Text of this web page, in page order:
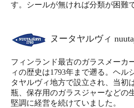
す。シールが無ければ分類が困難
ヌータヤルヴィ
フィンランド最古のガラスメーカ
ィの歴史は1793年まで遡る。ヘル
タヤルヴィ地方で設立され、当初
瓶、保存用のガラスジャーなどの
堅調に経営を続けていました。